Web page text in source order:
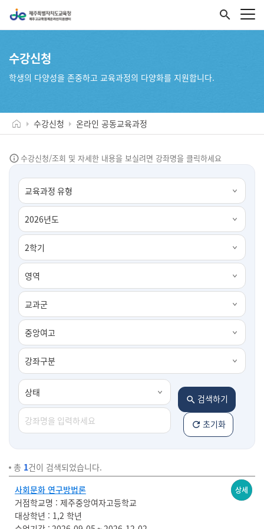
search
수강신청
학생의 다양성을 존중하고 교육과정의 다양화를 지원합니다.
수강신청 온라인 공동교육과정
수강신청/조회 및 자세한 내용을 보실려면 강좌명을 클릭하세요
검색하기
초기화
총 1건이 검색되었습니다.
사회문화 연구방법론
거점학교명
제주중앙여자고등학교
대상학년
1,2 학년
접수
대기
상세